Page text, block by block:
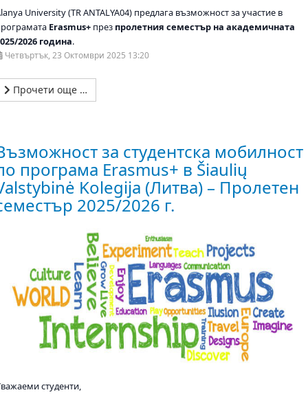
University (TR ANTALYA04) предлага възможност за участие в
Erasmus+ през пролетния семестър на академичната
2026 година.
Четвъртък, 23 Октомври 2025 13:20
Прочети още …
за студентска мобилност
програма Erasmus+ в Šiaulių
Kolegija (Литва) – Пролетен
2025/2026 г.
студенти,